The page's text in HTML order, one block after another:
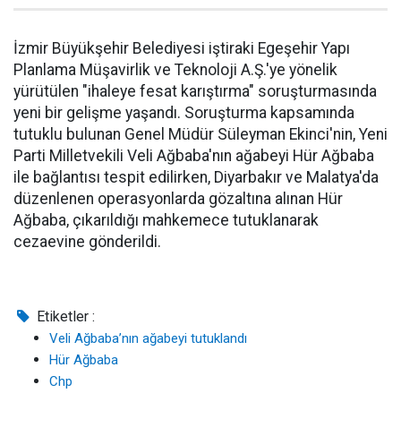
İzmir Büyükşehir Belediyesi iştiraki Egeşehir Yapı
Planlama Müşavirlik ve Teknoloji A.Ş.'ye yönelik
yürütülen "ihaleye fesat karıştırma" soruşturmasında
yeni bir gelişme yaşandı. Soruşturma kapsamında
tutuklu bulunan Genel Müdür Süleyman Ekinci'nin, Yeni
Parti Milletvekili Veli Ağbaba'nın ağabeyi Hür Ağbaba
ile bağlantısı tespit edilirken, Diyarbakır ve Malatya'da
düzenlenen operasyonlarda gözaltına alınan Hür
Ağbaba, çıkarıldığı mahkemece tutuklanarak
cezaevine gönderildi.
Etiketler :
Veli Ağbaba’nın ağabeyi tutuklandı
Hür Ağbaba
Chp